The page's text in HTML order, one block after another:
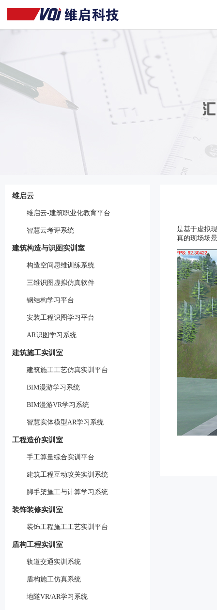
维启云
维启云-建筑职业化教育平台
智慧云考评系统
建筑构造与识图实训室
构造空间思维训练系统
三维识图虚拟仿真软件
钢结构学习平台
安装工程识图学习平台
AR识图学习系统
建筑施工实训室
建筑施工工艺仿真实训平台
BIM漫游学习系统
BIM漫游VR学习系统
智慧实体模型AR学习系统
工程造价实训室
手工算量综合实训平台
建筑工程互动攻关实训系统
脚手架施工与计算学习系统
装饰装修实训室
装饰工程施工工艺实训平台
盾构工程实训室
轨道交通实训系统
盾构施工仿真系统
地隧VR/AR学习系统
是基于虚拟
真的现场场